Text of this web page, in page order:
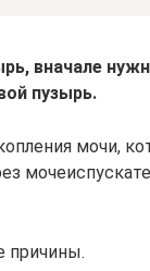
вначале
пузырь.
мочи,
причины.